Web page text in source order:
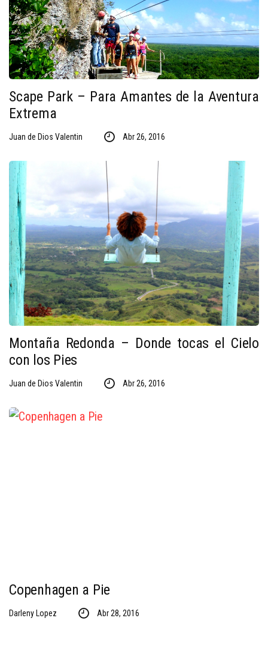
Scape Park – Para Amantes de la Aventura
Extrema
Juan de Dios Valentin Abr 26, 2016
Montaña Redonda – Donde tocas el Cielo
con los Pies
Juan de Dios Valentin Abr 26, 2016
Copenhagen a Pie
Darleny Lopez Abr 28, 2016